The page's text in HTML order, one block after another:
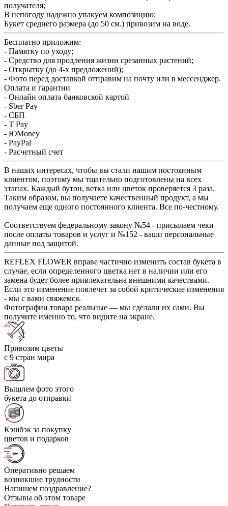
получателя;
В непогоду надежно упакуем композицию;
Букет среднего размера (до 50 см.) привозим на воде.
Бесплатно приложим:
- Памятку по уходу;
- Средство для продления жизни срезанных растений;
- Открытку (до 4-х предложений);
- Фото перед доставкой отправим на почту или в мессенджер.
Оплата и гарантии
- Онлайн оплата банковской картой
- Sber Pay
- СБП
- T Pay
- ЮMoney
- PayPal
- Расчетный счет
В наших интересах, чтобы вы стали нашим постоянным
клиентом, поэтому мы тщательно подготовлены на всех
этапах. Каждый бутон, ветка или цветок проверяется 3 раза.
Таким образом, вы получаете качественный продукт, а мы
получаем еще одного постоянного клиента. Все по-честному.
Соответствуем федеральному закону №54 - присылаем чеки
после оплаты товаров и услуг и №152 - ваши персональные
данные под защитой.
REFLEX FLOWER вправе частично изменить состав букета в
случае, если определенного цветка нет в наличии или его
замена будет более привлекательна внешними качествами.
Если это изменение повлечет за собой критические изменения
- мы с вами свяжемся.
Фотографии товара реальные — мы сделали их сами. Вы
получите именно то, что видите на экране.
Привозим цветы
с 9 стран мира
Вышлем фото этого
букета до отправки
Кэшбэк за покупку
цветов и подарков
Оперативно решаем
возникшие трудности
Напишем поздравление?
Отзывы об этом товаре